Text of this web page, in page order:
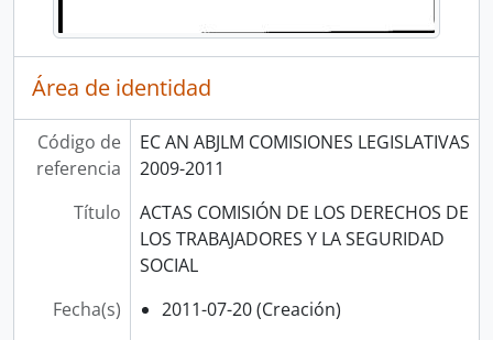
Área de identidad
Código de
referencia
EC AN ABJLM COMISIONES LEGISLATIVAS
2009-2011
Título
ACTAS COMISIÓN DE LOS DERECHOS DE
LOS TRABAJADORES Y LA SEGURIDAD
SOCIAL
Fecha(s)
2011-07-20 (Creación)